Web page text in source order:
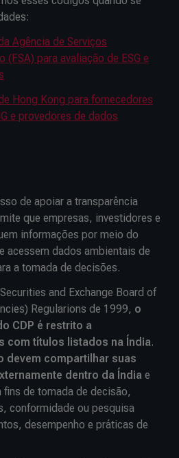
Agência de Serviços
(FSA) para avaliação de ESG e
Hong Kong para fornecedores
e provedores de dados
de apoiar a transparência
que empresas, investidores e
informações por meio do
acessem dados ambientais de
a tomada de decisões.
and Exchange Board of
Regularions de 1999, o
CDP é restrito a
com títulos listados na Índia.
devem compartilhar suas
dentro da Índia e
de tomada de decisão,
conformidade ou pesquisa
desempenho e práticas de